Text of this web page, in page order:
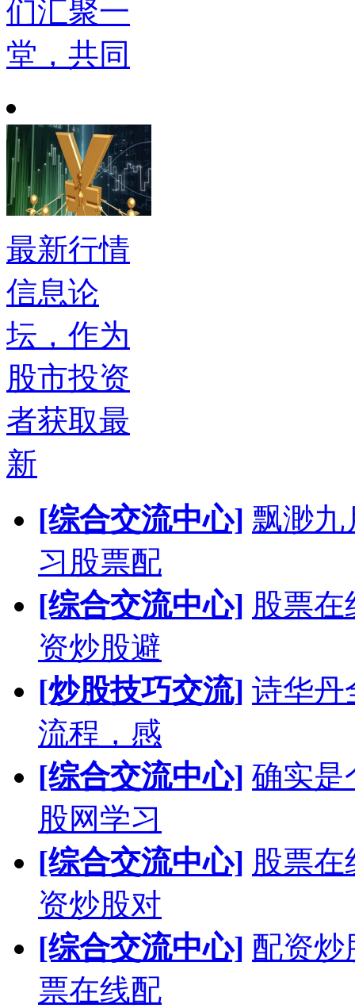
们汇聚一
堂，共同
最新行情
信息论
坛，作为
股市投资
者获取最
新
[综合交流中心] 飘渺九
习股票配
[综合交流中心] 股票
资炒股避
[炒股技巧交流] 诗华丹
流程，感
[综合交流中心] 确实是
股网学习
[综合交流中心] 股票
资炒股对
[综合交流中心] 配资炒
票在线配